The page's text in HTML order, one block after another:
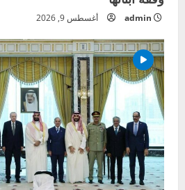
admin أغسطس 9, 2026